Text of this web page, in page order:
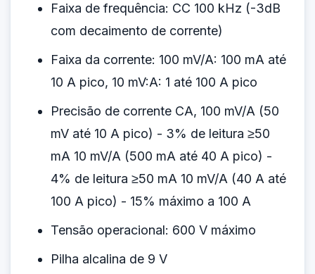
Faixa de frequência: CC 100 kHz (-3dB
com decaimento de corrente)
Faixa da corrente: 100 mV/A: 100 mA até
10 A pico, 10 mV:A: 1 até 100 A pico
Precisão de corrente CA, 100 mV/A (50
mV até 10 A pico) - 3% de leitura ≥50
mA 10 mV/A (500 mA até 40 A pico) -
4% de leitura ≥50 mA 10 mV/A (40 A até
100 A pico) - 15% máximo a 100 A
Tensão operacional: 600 V máximo
Pilha alcalina de 9 V